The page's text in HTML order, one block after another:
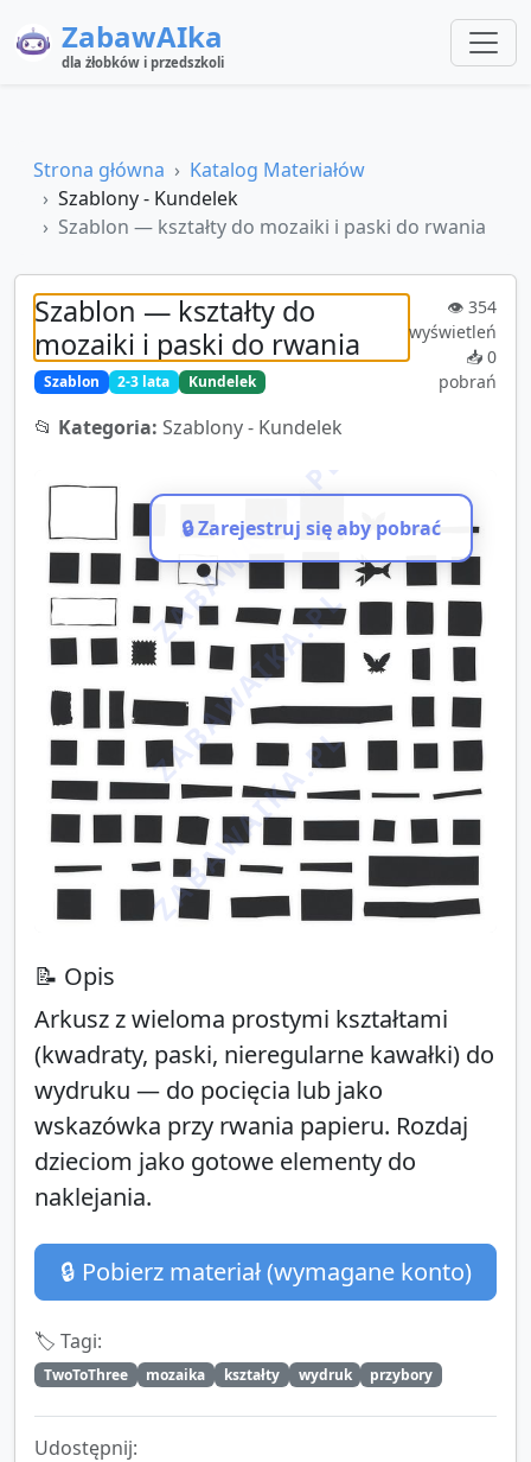
ZabawAIka
dla żłobków i przedszkoli
Strona główna
Katalog Materiałów
Szablony - Kundelek
Szablon — kształty do mozaiki i paski do rwania
Szablon — kształty do
mozaiki i paski do rwania
Szablon 2-3 lata Kundelek
👁️ 354
wyświetleń
📥 0
pobrań
📂 Kategoria: Szablony - Kundelek
ZABAWAIKA.PL
ZABAWAIKA.PL
ZABAWAIKA.PL
🔒 Zarejestruj się aby pobrać
📝 Opis
Arkusz z wieloma prostymi kształtami
(kwadraty, paski, nieregularne kawałki) do
wydruku — do pocięcia lub jako
wskazówka przy rwania papieru. Rozdaj
dzieciom jako gotowe elementy do
naklejania.
🔒 Pobierz materiał (wymagane konto)
🏷️ Tagi:
TwoToThree mozaika kształty wydruk przybory
Udostępnij: